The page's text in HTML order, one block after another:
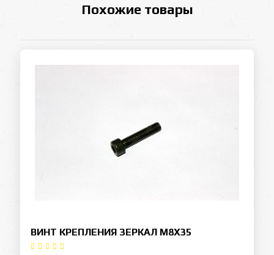
Похожие товары
ВИНТ КРЕПЛЕНИЯ ЗЕРКАЛ М8Х35